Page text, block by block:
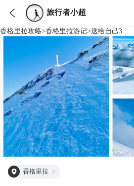
 旅行者小超
香格里拉攻略>香格里拉游记>送给自己3......
香格里拉